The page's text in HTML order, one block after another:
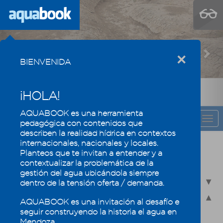
Previous
CAPÍTULO
Recursos hídricos de Mendoza en su
contexto regional
2.1 - Recursos hídricos superficiales
2.2 - Recursos hídricos subterráneos
2.2.1 - Revisamos conceptos
×
BIENVENIDA
¡HOLA!
AQUABOOK es una herramienta
pedagógica con contenidos que
describen la realidad hídrica en contextos
internacionales, nacionales y locales.
Planteos que te invitan a entender y a
contextualizar la problemática de la
gestión del agua ubicándola siempre
dentro de la tensión oferta / demanda.
AQUABOOK es una invitación al desafío e
seguir construyendo la historia el agua en